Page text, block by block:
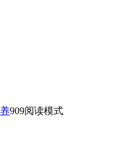
909阅读模式